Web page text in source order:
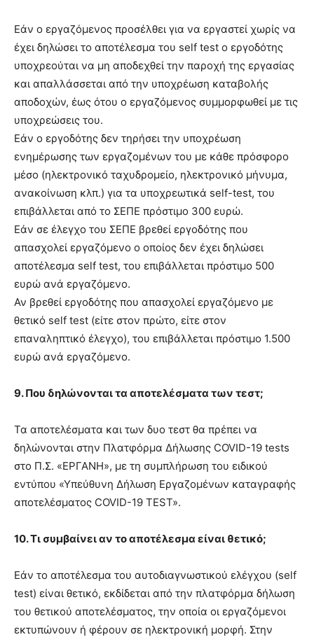
Εάν ο εργαζόμενος προσέλθει για να εργαστεί χωρίς να
έχει δηλώσει το αποτέλεσμα του self test ο εργοδότης
υποχρεούται να μη αποδεχθεί την παροχή της εργασίας
και απαλλάσσεται από την υποχρέωση καταβολής
αποδοχών, έως ότου ο εργαζόμενος συμμορφωθεί με τις
υποχρεώσεις του.
Εάν ο εργοδότης δεν τηρήσει την υποχρέωση
ενημέρωσης των εργαζομένων του με κάθε πρόσφορο
μέσο (ηλεκτρονικό ταχυδρομείο, ηλεκτρονικό μήνυμα,
ανακοίνωση κλπ.) για τα υποχρεωτικά self-test, του
επιβάλλεται από το ΣΕΠΕ πρόστιμο 300 ευρώ.
Εάν σε έλεγχο του ΣΕΠΕ βρεθεί εργοδότης που
απασχολεί εργαζόμενο ο οποίος δεν έχει δηλώσει
αποτέλεσμα self test, του επιβάλλεται πρόστιμο 500
ευρώ ανά εργαζόμενο.
Αν βρεθεί εργοδότης που απασχολεί εργαζόμενο με
θετικό self test (είτε στον πρώτο, είτε στον
επαναληπτικό έλεγχο), του επιβάλλεται πρόστιμο 1.500
ευρώ ανά εργαζόμενο.
9. Που δηλώνονται τα αποτελέσματα των τεστ;
Τα αποτελέσματα και των δυο τεστ θα πρέπει να
δηλώνονται στην Πλατφόρμα Δήλωσης COVID-19 tests
στο Π.Σ. «ΕΡΓΑΝΗ», με τη συμπλήρωση του ειδικού
εντύπου «Υπεύθυνη Δήλωση Εργαζομένων καταγραφής
αποτελέσματος COVID-19 TEST».
10. Τι συμβαίνει αν το αποτέλεσμα είναι θετικό;
Εάν το αποτέλεσμα του αυτοδιαγνωστικού ελέγχου (self
test) είναι θετικό, εκδίδεται από την πλατφόρμα δήλωση
του θετικού αποτελέσματος, την οποία οι εργαζόμενοι
εκτυπώνουν ή φέρουν σε ηλεκτρονική μορφή. Στην